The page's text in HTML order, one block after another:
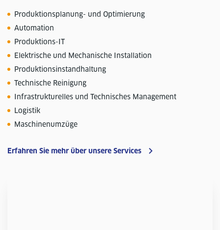
Produktionsplanung- und Optimierung
Automation
Produktions-IT
Elektrische und Mechanische Installation
Produktionsinstandhaltung
Technische Reinigung
Infrastrukturelles und Technisches Management
Logistik
Maschinenumzüge
Erfahren Sie mehr über unsere Services